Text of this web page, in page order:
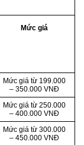
Mức giá
Mức giá từ 199.000
– 350.000 VNĐ
Mức giá từ 250.000
– 400.000 VNĐ
Mức giá từ 300.000
– 450.000 VNĐ